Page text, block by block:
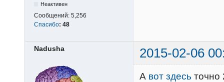
Неактивен
Сообщений: 5,256
Спасибо: 48
Nadusha 2015-02-06
А вот здесь